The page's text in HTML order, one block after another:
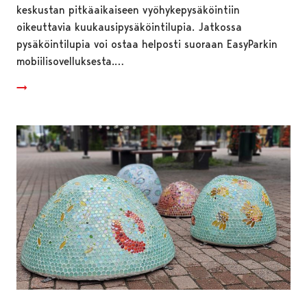
keskustan pitkäaikaiseen vyöhykepysäköintiin
oikeuttavia kuukausipysäköintilupia. Jatkossa
pysäköintilupia voi ostaa helposti suoraan EasyParkin
mobiilisovelluksesta.…